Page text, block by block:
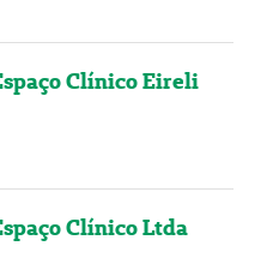
Clínico Eireli
Clínico Ltda